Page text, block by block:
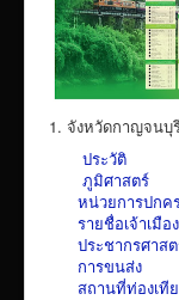
รวม Link หน้าเ
กฎหมายด้านกา
ร้องเรียน/ร้องทุ
e-
เผยแพร่ผลงานวิ
ข้อมูลเปิดเผยต่
1. จังหวัดกาญจนบุ
ประวัติ
ภูมิศาสตร์
หน่วยการปกค
รายชื่อเจ้าเมื
ประชากรศาส
การขนส่ง
สถานที่ท่องเที